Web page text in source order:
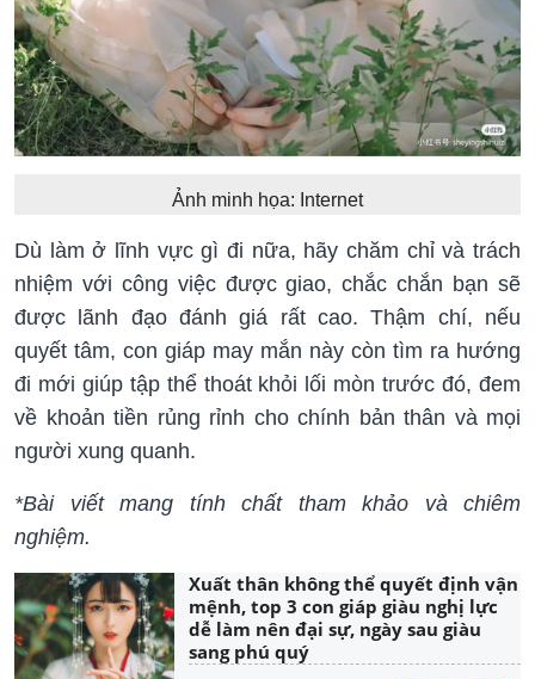
Ảnh minh họa: Internet
Dù làm ở lĩnh vực gì đi nữa, hãy chăm chỉ và trách
nhiệm với công việc được giao, chắc chắn bạn sẽ
được lãnh đạo đánh giá rất cao. Thậm chí, nếu
quyết tâm, con giáp may mắn này còn tìm ra hướng
đi mới giúp tập thể thoát khỏi lối mòn trước đó, đem
về khoản tiền rủng rỉnh cho chính bản thân và mọi
người xung quanh.
*Bài viết mang tính chất tham khảo và chiêm
nghiệm.
Xuất thân không thể quyết định vận
mệnh, top 3 con giáp giàu nghị lực
dễ làm nên đại sự, ngày sau giàu
sang phú quý